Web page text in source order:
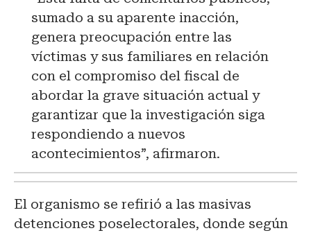
sumado a su aparente inacción,
genera preocupación entre las
víctimas y sus familiares en relación
con el compromiso del fiscal de
abordar la grave situación actual y
garantizar que la investigación siga
respondiendo a nuevos
acontecimientos”, afirmaron.
El organismo se refirió a las masivas
detenciones poselectorales, donde según